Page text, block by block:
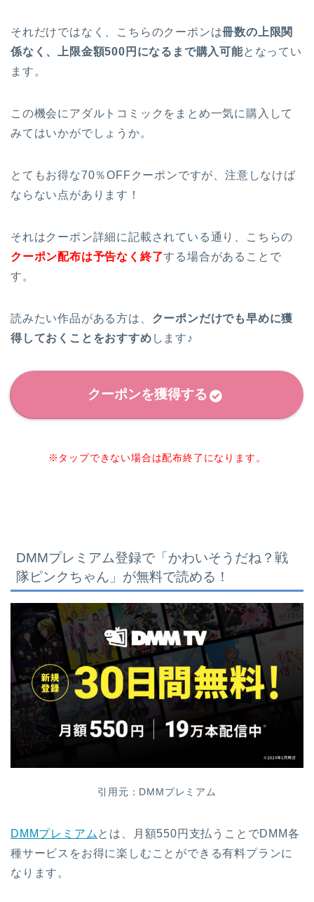
それだけではなく、こちらのクーポンは冊数の上限関
係なく、上限金額500円になるまで購入可能となってい
ます。
この機会にアダルトコミックをまとめ一気に購入して
みてはいかがでしょうか。
とてもお得な70％OFFクーポンですが、注意しなけば
ならない点があります！
それはクーポン詳細に記載されている通り、こちらの
クーポン配布は予告なく終了する場合があることで
す。
読みたい作品がある方は、 クーポンだけでも早めに獲
得しておくことをおすすめ します♪
クーポンを獲得する
※タップできない場合は配布終了になります。
DMMプレミアム登録で「かわいそうだね？戦
隊ピンクちゃん 」が無料で読める！
引用元：DMMプレミアム
DMMプレミアム とは、月額550円支払うことでDMM各
種サービスをお得に楽しむことができる有料プランに
なります。